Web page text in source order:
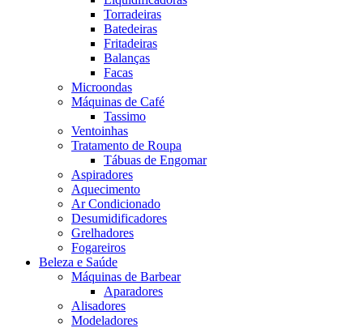
Torradeiras
Batedeiras
Fritadeiras
Balanças
Facas
Microondas
Máquinas de Café
Tassimo
Ventoinhas
Tratamento de Roupa
Tábuas de Engomar
Aspiradores
Aquecimento
Ar Condicionado
Desumidificadores
Grelhadores
Fogareiros
Beleza e Saúde
Máquinas de Barbear
Aparadores
Alisadores
Modeladores